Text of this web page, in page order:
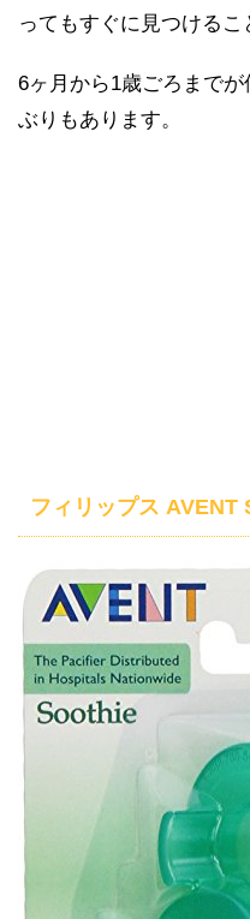
ってもすぐに見つけるこ
6ヶ月から1歳ごろまで
ぶりもあります。
フィリップス